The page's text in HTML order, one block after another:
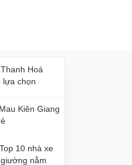
Hoá
lựa chọn
Kiên Giang
10 nhà xe
nằm